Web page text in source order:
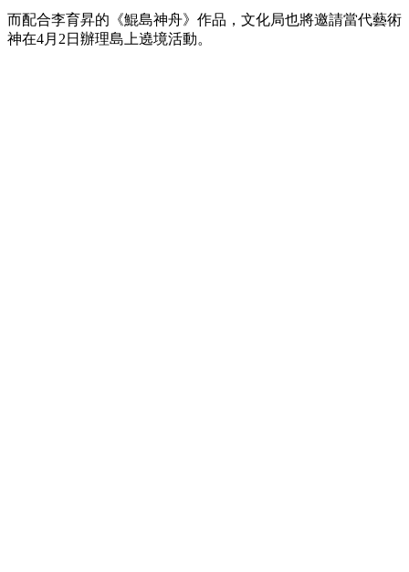
而配合李育昇的《鯤島神舟》作品，文化局也將邀請當代藝術
神在4月2日辦理島上遶境活動。